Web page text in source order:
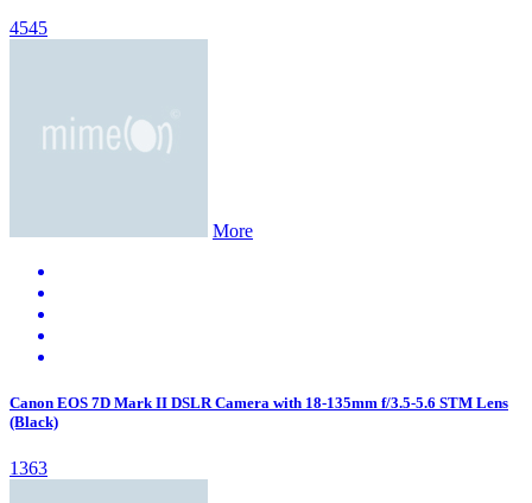
4545
More
Canon EOS 7D Mark II DSLR Camera with 18-135mm f/3.5-5.6 STM Lens
(Black)
1363